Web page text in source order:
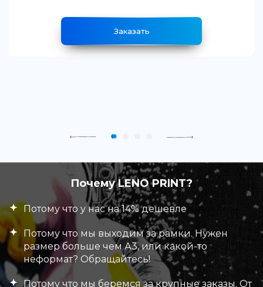
Заказать
Почему LENO PRINT?
Потому что у нас на 14% дешевле
Потому что мы выходим за рамки. Нужен
размер больше чем А3, или какой-то
неформат? Обращайтесь!
Потому что мы беремся за крупные заказы. От